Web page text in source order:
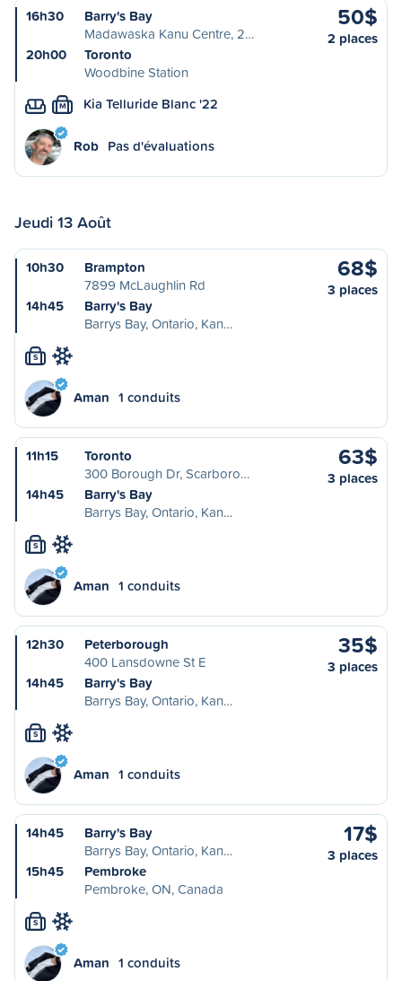
16h30
Barry's Bay
Madawaska Kanu Centre, 2…
20h00
Toronto
Woodbine Station
50$
2 places
M Kia Telluride Blanc '22
Rob Pas d'évaluations
Jeudi 13 Août
10h30
Brampton
7899 McLaughlin Rd
14h45
Barry's Bay
Barrys Bay, Ontario, Kan…
68$
3 places
S
Aman 1 conduits
11h15
Toronto
300 Borough Dr, Scarboro…
14h45
Barry's Bay
Barrys Bay, Ontario, Kan…
63$
3 places
S
Aman 1 conduits
12h30
Peterborough
400 Lansdowne St E
14h45
Barry's Bay
Barrys Bay, Ontario, Kan…
35$
3 places
S
Aman 1 conduits
14h45
Barry's Bay
Barrys Bay, Ontario, Kan…
15h45
Pembroke
Pembroke, ON, Canada
17$
3 places
S
Aman 1 conduits